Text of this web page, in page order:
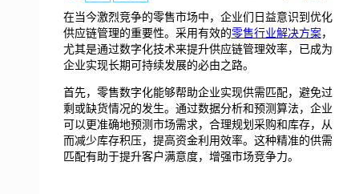
在当今激烈竞争的零售市场中，企业们日益意识到优化
供应链管理的重要性。采用有效的零售行业解决方案，
尤其是通过数字化技术来提升供应链管理效率，已成为
企业实现长期可持续发展的必由之路。
首先，零售数字化能够帮助企业实现供需匹配，避免过
剩或缺货情况的发生。通过数据分析和预测算法，企业
可以更准确地预测市场需求，合理规划采购和库存，从
而减少库存积压，提高资金利用效率。这种精准的供需
匹配有助于提升客户满意度，增强市场竞争力。